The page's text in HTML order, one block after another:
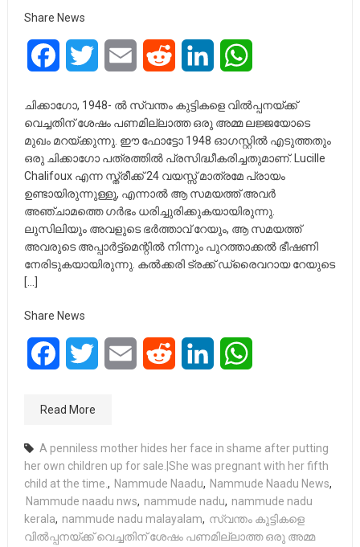
Share News
FacebookTwitter Email Reddit LinkedIn
ചിക്കാഗോ, 1948- ൽ സ്വന്തം കുട്ടികളെ വിൽപ്പനയ്ക്ക്
വെച്ചതിന് ശേഷം പണമില്ലാത്ത ഒരു അമ്മ ലജ്ജയോടെ
മുഖം മറയ്ക്കുന്നു. ഈ ഫോട്ടോ 1948 ഓഗസ്റ്റിൽ എടുത്തതും
ഒരു ചിക്കാഗോ പത്രത്തിൽ പ്രസിദ്ധീകരിച്ചതുമാണ്. Lucille
Chalifoux എന്ന സ്ത്രീക്ക് 24 വയസ്സ് മാത്രമേ പ്രായം
ഉണ്ടായിരുന്നുള്ളൂ, എന്നാൽ ആ സമയത്ത് അവർ
അഞ്ചാമത്തെ ഗർഭം ധരിച്ചുരിക്കുകയായിരുന്നു.
ലുസിലിയും അവളുടെ ഭർത്താവ് റേയും, ആ സമയത്ത്
അവരുടെ അപ്പാർട്ട്മെന്റിൽ നിന്നും പുറത്താക്കൽ ഭീഷണി
നേരിടുകയായിരുന്നു. കൽക്കരി ട്രക്ക് ഡ്രൈവറായ റേയുടെ
[…]
Share News
FacebookTwitter Email Reddit LinkedIn
Read More
A penniless mother hides her face in shame after putting
her own children up for sale.|She was pregnant with her fifth
child at the time., Nammude Naadu, Nammude Naadu News,
Nammude naadu nws, nammude nadu, nammude nadu
kerala, nammude nadu malayalam, സ്വന്തം കുട്ടികളെ
വിൽപ്പനയ്ക്ക് വെച്ചതിന് ശേഷം പണമില്ലാത്ത ഒരു അമ്മ